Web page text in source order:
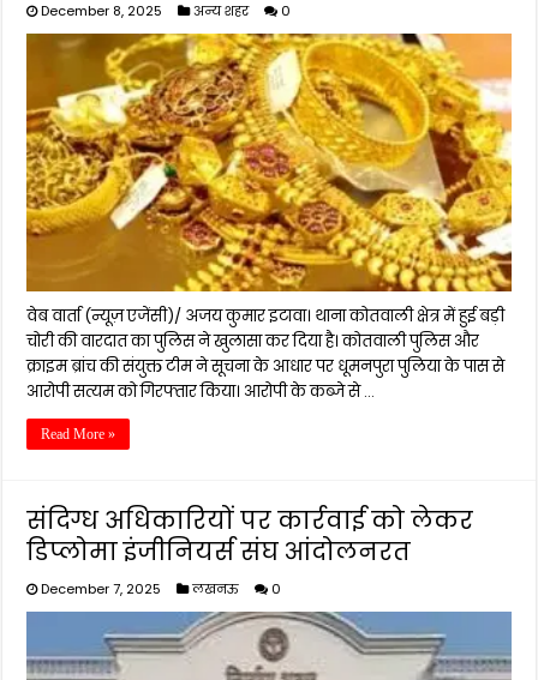
December 8, 2025 अन्य शहर 0
वेब वार्ता (न्यूज़ एजेंसी)/ अजय कुमार इटावा। थाना कोतवाली क्षेत्र में हुई बड़ी
चोरी की वारदात का पुलिस ने खुलासा कर दिया है। कोतवाली पुलिस और
क्राइम ब्रांच की संयुक्त टीम ने सूचना के आधार पर धूमनपुरा पुलिया के पास से
आरोपी सत्यम को गिरफ्तार किया। आरोपी के कब्जे से …
Read More »
संदिग्ध अधिकारियों पर कार्रवाई को लेकर
डिप्लोमा इंजीनियर्स संघ आंदोलनरत
December 7, 2025 लखनऊ 0